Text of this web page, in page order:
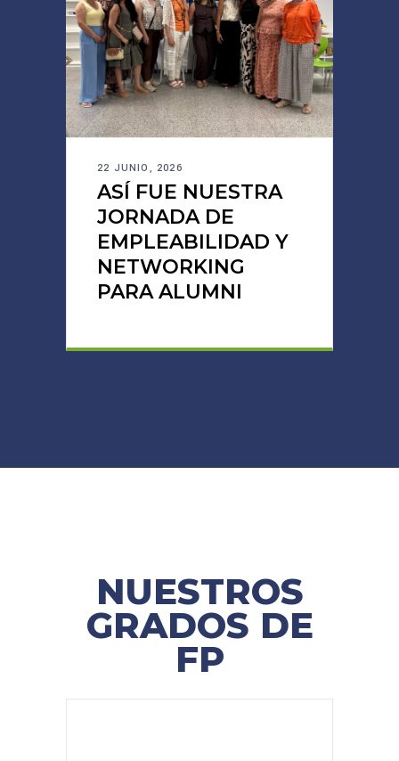
ASÍ FUE NUESTRA
JORNADA DE
EMPLEABILIDAD Y
NETWORKING
PARA ALUMNI
22 JUNIO, 2026
NUESTROS
GRADOS DE
FP